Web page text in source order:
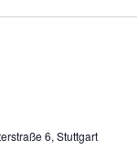
6, Stuttgart